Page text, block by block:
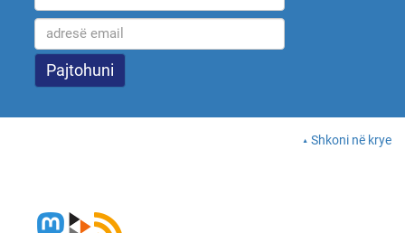
Shkoni në krye